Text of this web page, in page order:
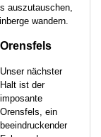
auszutauschen,
wandern.
Orensfels
Unser nächster
Halt ist der
imposante
Orensfels, ein
beeindruckender